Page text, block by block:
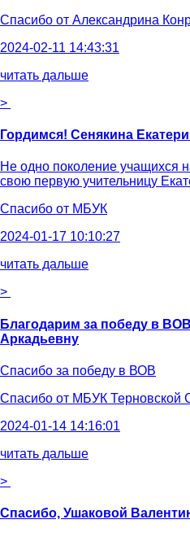
Спасибо от Александрина
2024-02-11 14:43:31
читать дальше
>
Гордимся! Сенякина
Не одно поколение учащихся
свою первую учительницу
Спасибо от МБУК
2024-01-17 10:10:27
читать дальше
>
Благодарим за победу в
Аркадьевну
Спасибо за победу в ВОВ
Спасибо от МБУК Терновской
2024-01-14 14:16:01
читать дальше
>
Спасибо, Ушаковой